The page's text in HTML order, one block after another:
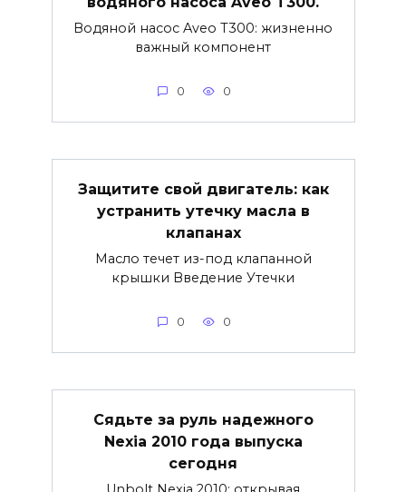
Водяной насос Aveo T300: жизненно
важный компонент
0 0
Защитите свой двигатель: как
устранить утечку масла в
клапанах
Масло течет из-под клапанной
крышки Введение Утечки
0 0
Сядьте за руль надежного
Nexia 2010 года выпуска
сегодня